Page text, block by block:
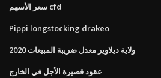
سعر الأسهم cfd
Pippi longstocking drakeo
ولاية ديلاوير معدل ضريبة المبيعات 2020
عقود قصيرة الأجل في الخارج